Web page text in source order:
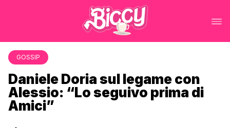
GOSSIP
Daniele Doria sul legame con
Alessio: “Lo seguivo prima di
Amici”